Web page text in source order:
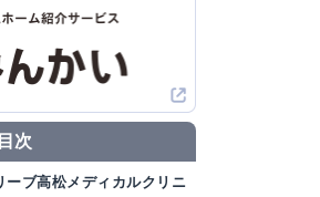
目次
ーブ高松メディカルクリニ